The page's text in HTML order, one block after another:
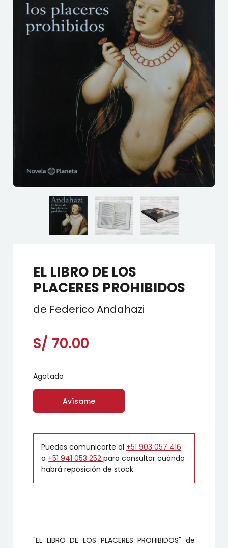
EL LIBRO DE LOS
PLACERES PROHIBIDOS
de Federico Andahazi
S/ 70.00
Agotado
Avísame
Puedes comunicarte al +51 903 057 416
o +51 941 053 252 para consultar cuándo
habrá reposición de stock.
"EL LIBRO DE LOS PLACERES PROHIBIDOS" de